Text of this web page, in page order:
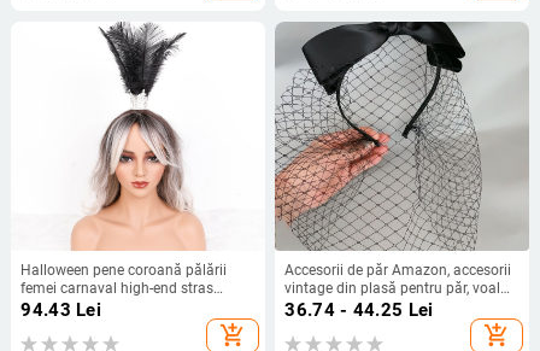
Halloween pene coroană pălării
femei carnaval high-end stras
pălării gotice mascarada accesorii
94.43 Lei
add_shopping_cart
Accesorii de păr Amazon, accesorii
vintage din plasă pentru păr, voal
cu fundă, felicitări pentru păr, bal,
36.74 - 44.25 Lei
add_shopping_cart